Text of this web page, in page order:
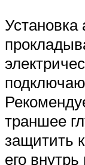
Установка
траншее
защитить
его